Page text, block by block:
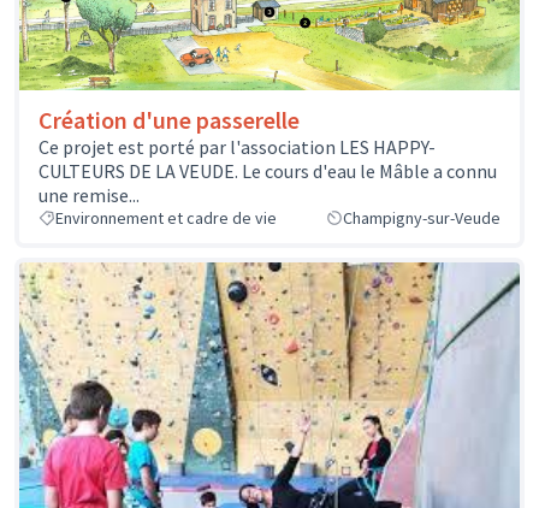
Création d'une passerelle
Ce projet est porté par l'association LES HAPPY-
CULTEURS DE LA VEUDE. Le cours d'eau le Mâble a connu
une remise...
Environnement et cadre de vie Champigny-sur-Veude